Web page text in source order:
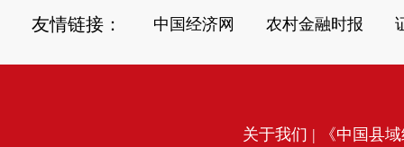
友情链接： 中国经济网 农村金融时报
关于我们 | 《中国县